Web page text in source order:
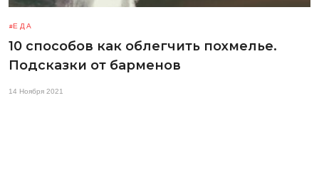
ЕДА
10 способов как облегчить похмелье.
Подсказки от барменов
14 Ноября 2021